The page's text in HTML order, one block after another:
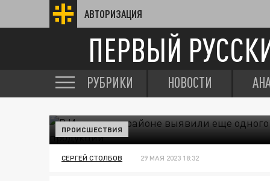
АВТОРИЗАЦИЯ
ПЕРВЫЙ
РУБРИКИ НОВОСТИ
ПРОИСШЕСТВИЯ
СЕРГЕЙ СТОЛБОВ 29 МАЯ 2023 18:32